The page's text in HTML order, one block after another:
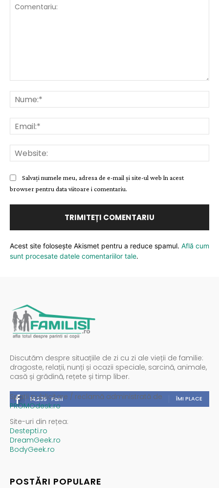
Salvați numele meu, adresa de e-mail și site-ul web în acest
browser pentru data viitoare i comentariu.
Acest site folosește Akismet pentru a reduce spamul. Află cum
sunt procesate datele comentariilor tale.
Discutăm despre situațiile de zi cu zi ale vieții de familie:
dragoste, relații, nunți și ocazii speciale, sarcină, animale,
casă și grădină, rețete și timp liber.
14,235 Fani ÎMI PLACE
Spații publicitare / reclamă administrată de
PROMOdesk.ro
Site-uri din rețea:
Destepti.ro
DreamGeek.ro
BodyGeek.ro
POSTĂRI POPULARE